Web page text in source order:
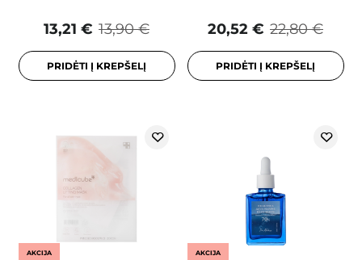
13,90 €
13,21 €
PRIDĖTI Į KREPŠELĮ
22,80 €
20,52 €
PRIDĖTI Į KREPŠELĮ
AKCIJA AKCIJA